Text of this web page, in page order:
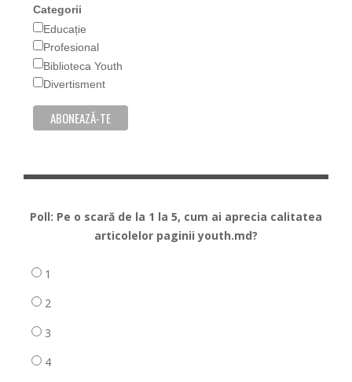
Categorii
Educație
Profesional
Biblioteca Youth
Divertisment
Poll: Pe o scară de la 1 la 5, cum ai aprecia calitatea
articolelor paginii youth.md?
1
2
3
4